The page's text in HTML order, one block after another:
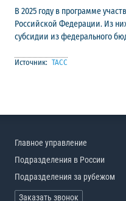
В 2025 году в программе
Российской Федерации. Из
субсидии из федерального
Источник: ТАСС
Главное управление
Подразделения в России
Подразделения за рубежом
Заказать звонок